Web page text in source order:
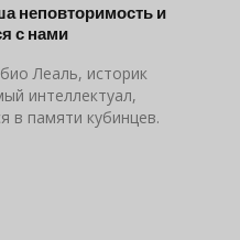
неповторимость и
с нами
Леаль, историк
интеллектуал,
в памяти кубинцев.